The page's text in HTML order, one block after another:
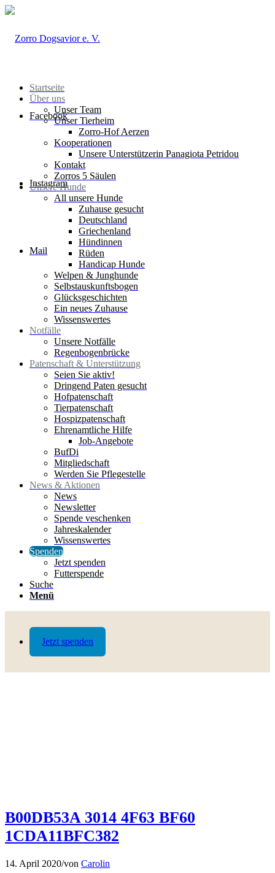
Jetzt spenden
Facebook
Instagram
Mail
Startseite
Über uns
Unser Team
Unser Tierheim
Zorro-Hof Aerzen
Kooperationen
Unsere Unterstützerin Panagiota Petridou
Kontakt
Zorros 5 Säulen
Unsere Hunde
All unsere Hunde
Zuhause gesucht
Deutschland
Griechenland
Hündinnen
Rüden
Handicap Hunde
Welpen & Junghunde
Selbstauskunftsbogen
Glücksgeschichten
Ein neues Zuhause
Wissenswertes
Notfälle
Unsere Notfälle
Regenbogenbrücke
Patenschaft & Unterstützung
Seien Sie aktiv!
Dringend Paten gesucht
Hofpatenschaft
Tierpatenschaft
Hospizpatenschaft
Ehrenamtliche Hilfe
Job-Angebote
BufDi
Mitgliedschaft
Werden Sie Pflegestelle
News & Aktionen
News
Newsletter
Spende veschenken
Jahreskalender
Wissenswertes
Spenden
Jetzt spenden
Futterspende
Suche
Menü
B00DB53A 3014 4F63 BF60
1CDA11BFC382
14. April 2020/von Carolin